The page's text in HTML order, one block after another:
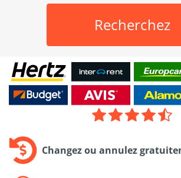
Recherchez
Changez ou annulez